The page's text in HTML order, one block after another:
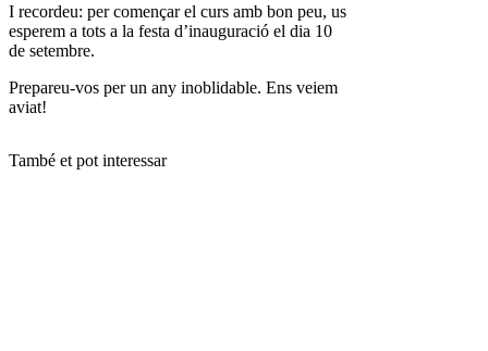
I recordeu: per començar el curs amb bon peu, us
esperem a tots a la festa d’inauguració el dia 10
de setembre.
Prepareu-vos per un any inoblidable. Ens veiem
aviat!
També et pot interessar